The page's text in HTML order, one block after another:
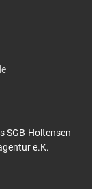
SGB-Holtensen
e.K.